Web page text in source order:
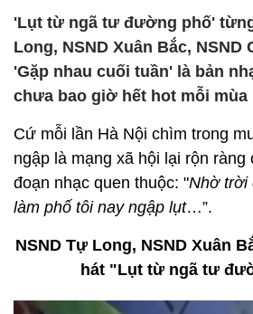
'Lụt từ ngã tư đường phố'
Long, NSND Xuân Bắc, NSND
'Gặp nhau cuối tuần' là bản
chưa bao giờ hết hot mỗi mùa
Cứ mỗi lần Hà Nội chìm trong
ngập là mạng xã hội lại rộn ràng
đoạn nhạc quen thuộc: "Nhờ trời
làm phố tôi nay ngập lụt…”.
NSND Tự Long, NSND Xuân
hát "Lụt từ ngã tư